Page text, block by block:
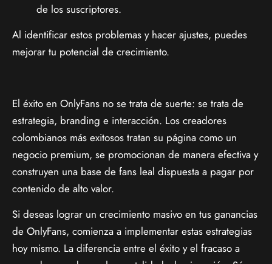
de los suscriptores.
Al identificar estos problemas y hacer ajustes, puedes
mejorar tu potencial de crecimiento.
El éxito en OnlyFans no se trata de suerte: se trata de
estrategia, branding e interacción. Los creadores
colombianos más exitosos tratan su página como un
negocio premium, se promocionan de manera efectiva y
construyen una base de fans leal dispuesta a pagar por
contenido de alto valor.
Si deseas lograr un crecimiento masivo en tus ganancias
de OnlyFans, comienza a implementar estas estrategias
hoy mismo. La diferencia entre el éxito y el fracaso a